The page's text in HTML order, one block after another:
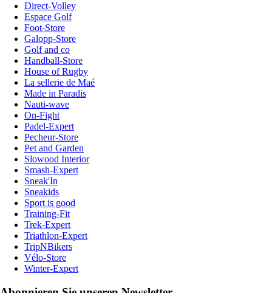
Direct-Volley
Espace Golf
Foot-Store
Galopp-Store
Golf and co
Handball-Store
House of Rugby
La sellerie de Maé
Made in Paradis
Nauti-wave
On-Fight
Padel-Expert
Pecheur-Store
Pet and Garden
Slowood Interior
Smash-Expert
Sneak'In
Sneakids
Sport is good
Training-Fit
Trek-Expert
Triathlon-Expert
TripNBikers
Vélo-Store
Winter-Expert